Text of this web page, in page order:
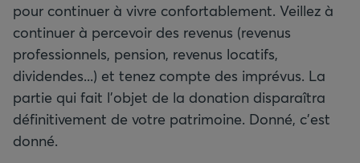
pour continuer à vivre confortablement. Veillez à
continuer à percevoir des revenus (revenus
professionnels, pension, revenus locatifs,
dividendes...) et tenez compte des imprévus. La
partie qui fait l'objet de la donation disparaîtra
définitivement de votre patrimoine. Donné, c'est
donné.